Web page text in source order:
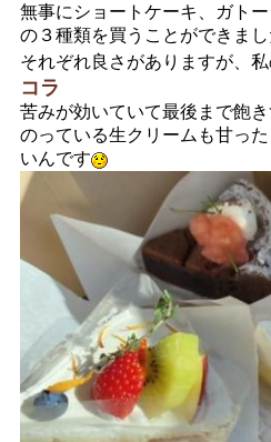
無事にショートケーキ、ガト
の３種類を買うことができまし
それぞれ良さがありますが、
コラ
苦みが効いていて最後まで飽
のっている生クリームも甘っ
いんです